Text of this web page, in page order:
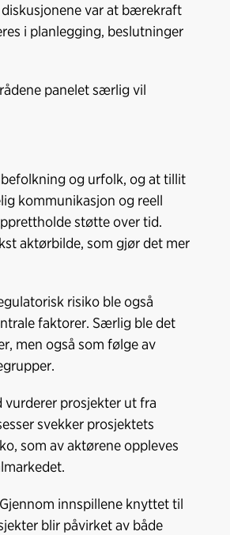
var at bærekraft
i planlegging, beslutninger
panelet særlig vil
og urfolk, og at tillit
kommunikasjon og reell
støtte over tid.
aktørbilde, som gjør det mer
risiko ble også
faktorer. Særlig ble det
men også som følge av
prosjekter ut fra
svekker prosjektets
som av aktørene oppleves
innspillene knyttet til
blir påvirket av både